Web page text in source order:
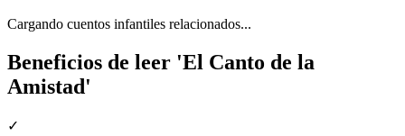
Cargando cuentos infantiles relacionados...
Beneficios de leer 'El Canto de la
Amistad'
✓